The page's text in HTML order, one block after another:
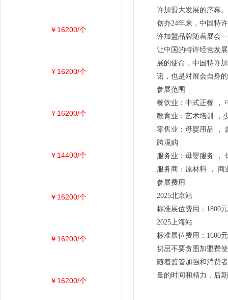
许加盟大发展的序幕。
创办24年来，中国特
许加盟品牌随着展会
让中国的特许经营发
展的使命，中国特许
诺，也是对展会自身
参展范围
餐饮业：中式正餐 ，
教育业：艺术培训 ，
零售业：母婴用品 ，
跨境购
服务业：母婴服务 ，
服务商：原材料 ，
参展费用
2025北京站
标准展位费用：1800
2025上海站
标准展位费用：1600
切忌不要贪图加盟费
随着监管加强和消费
量的时间和精力，后
￥16200/个
￥16200/个
￥16200/个
￥14400/个
￥16200/个
￥16200/个
￥16200/个